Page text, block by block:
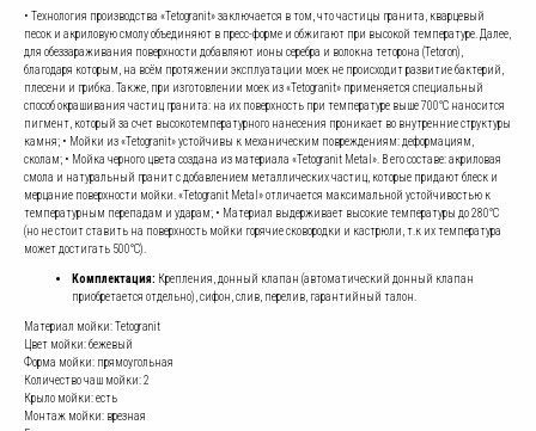
• Технология производства «Tetogranit» заключается в том, что частицы гранита, кварцевый
песок и акриловую смолу объединяют в пресс-форме и обжигают при высокой температуре. Далее,
для обеззараживания поверхности добавляют ионы серебра и волокна теторона (Tetoron),
благодаря которым, на всём протяжении эксплуатации моек не происходит развитие бактерий,
плесени и грибка. Также, при изготовлении моек из «Tetogranit» применяется специальный
способ окрашивания частиц гранита: на их поверхность при температуре выше 700°С наносится
пигмент, который за счет высокотемпературного нанесения проникает во внутренние структуры
камня; • Мойки из «Tetogranit» устойчивы к механическим повреждениям: деформациям,
сколам; • Мойка черного цвета создана из материала «Tetogranit Metal». В его составе: акриловая
смола и натуральный гранит с добавлением металлических частиц, которые придают блеск и
мерцание поверхности мойки. «Tetogranit Metal» отличается максимальной устойчивостью к
температурным перепадам и ударам; • Материал выдерживает высокие температуры до 280°С
(но не стоит ставить на поверхность мойки горячие сковородки и кастрюли, т.к их температура
может достигать 500°С).
Комплектация: Крепления, донный клапан (автоматический донный клапан
приобретается отдельно), сифон, слив, перелив, гарантийный талон.
Материал мойки: Tetogranit
Цвет мойки: бежевый
Форма мойки: прямоугольная
Количество чаш мойки: 2
Крыло мойки: есть
Монтаж мойки: врезная